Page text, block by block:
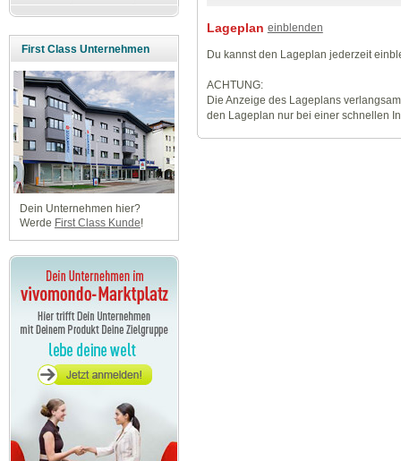
First Class Unternehmen
Dein Unternehmen hier?
Werde First Class Kunde!
Lageplan einblenden
Du kannst den Lageplan jederzeit
ACHTUNG:
Die Anzeige des Lageplans
den Lageplan nur bei einer schnellen